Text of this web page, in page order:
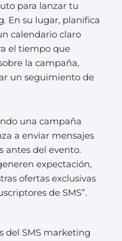
para lanzar tu
En su lugar, planifica
calendario claro
el tiempo que
la campaña,
un seguimiento de
una campaña
a enviar mensajes
antes del evento.
expectación,
ofertas exclusivas
de SMS”.
del SMS marketing